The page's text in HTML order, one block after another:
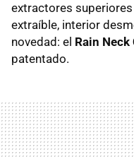
extractores
extraíble, interior
novedad: el Rain Neck
patentado.